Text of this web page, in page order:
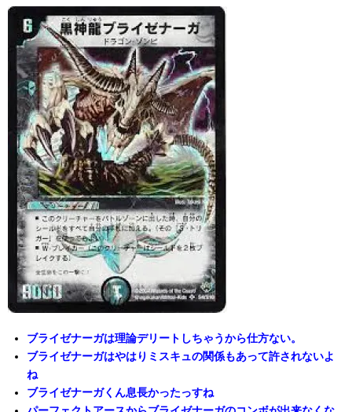
ブライゼナーガは理論デリートしちゃうから仕方ない。
ブライゼナーガはやはりミスキュの関係もあって許されないよ
ね
ブライゼナーガくん息長かったっすね